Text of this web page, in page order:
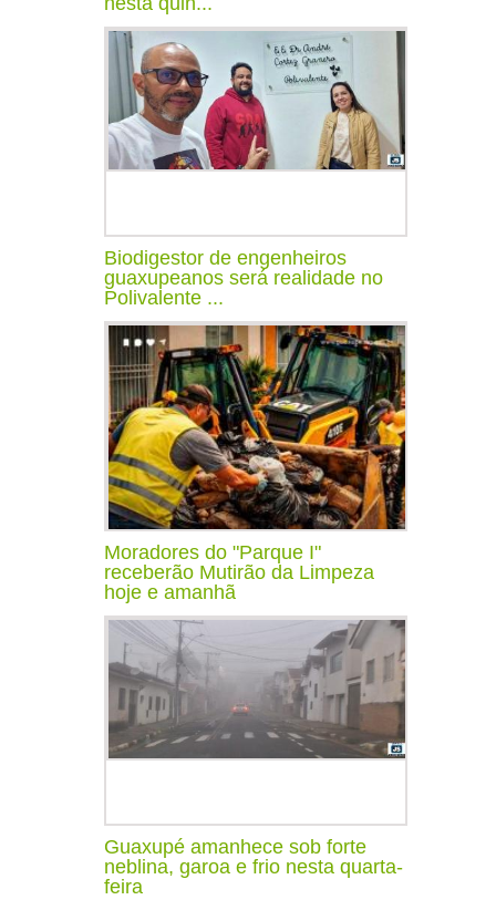
Biodigestor de engenheiros
guaxupeanos será realidade no
Polivalente ...
Moradores do "Parque I"
receberão Mutirão da Limpeza
hoje e amanhã
Guaxupé amanhece sob forte
neblina, garoa e frio nesta quarta-
feira